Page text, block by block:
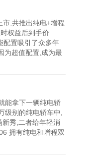
,共推出纯电+增程
权益后到手价
配置吸引了众多年
为超值配置,成为最
拿下一辆纯电轿
级别的纯电轿车中,
秀,二者给年轻消
拥有纯电和增程双